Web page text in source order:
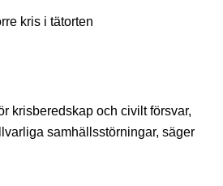
kris i tätorten
krisberedskap och civilt försvar,
samhällsstörningar, säger